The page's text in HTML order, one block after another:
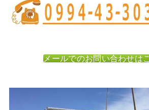
メールでのお問い合わせは